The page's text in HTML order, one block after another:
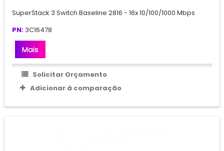
SuperStack 3 Switch Baseline 2816 - 16x 10/100/1000 Mbps
PN: 3C16478
Mais
Solicitar Orçamento
Adicionar à comparação